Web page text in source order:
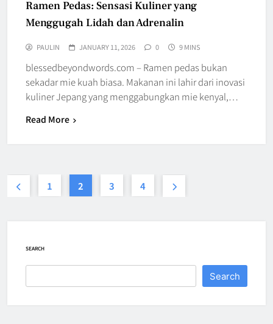
Ramen Pedas: Sensasi Kuliner yang
Menggugah Lidah dan Adrenalin
PAULIN JANUARY 11, 2026 0 9 MINS
blessedbeyondwords.com – Ramen pedas bukan
sekadar mie kuah biasa. Makanan ini lahir dari inovasi
kuliner Jepang yang menggabungkan mie kenyal,…
Read More
1 2 3 4
SEARCH
Search